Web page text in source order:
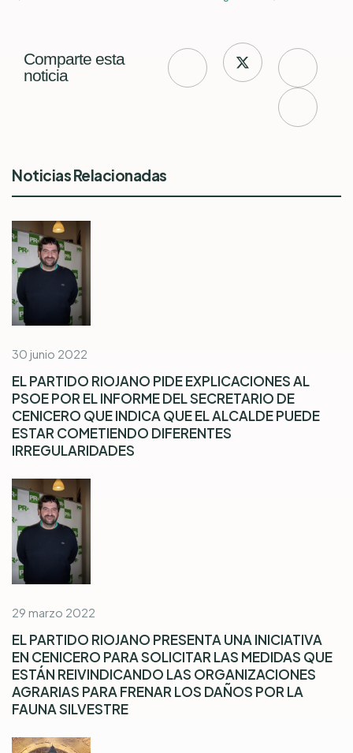
Comparte esta
noticia
Noticias Relacionadas
30 junio 2022
EL PARTIDO RIOJANO PIDE EXPLICACIONES AL
PSOE POR EL INFORME DEL SECRETARIO DE
CENICERO QUE INDICA QUE EL ALCALDE PUEDE
ESTAR COMETIENDO DIFERENTES
IRREGULARIDADES
29 marzo 2022
EL PARTIDO RIOJANO PRESENTA UNA INICIATIVA
EN CENICERO PARA SOLICITAR LAS MEDIDAS QUE
ESTÁN REIVINDICANDO LAS ORGANIZACIONES
AGRARIAS PARA FRENAR LOS DAÑOS POR LA
FAUNA SILVESTRE